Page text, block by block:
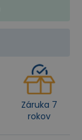
Záruka 7
rokov